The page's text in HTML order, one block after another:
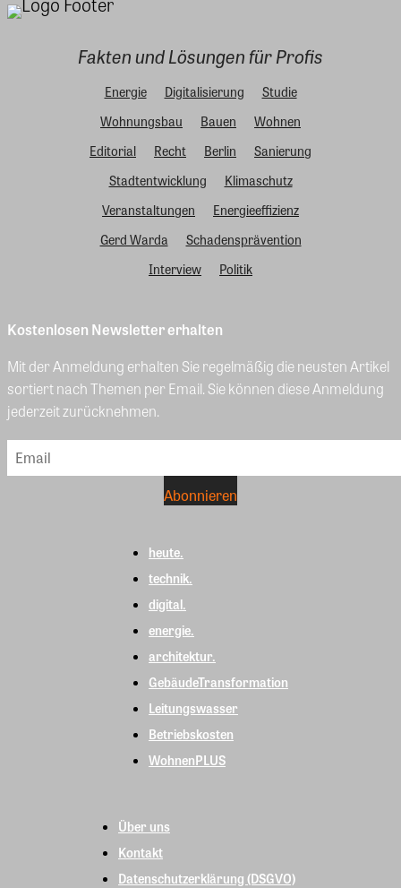
Fakten und Lösungen für Profis
Energie Digitalisierung
Studie
Wohnungsbau
Bauen
Wohnen
Editorial
Recht Berlin
Sanierung
Stadtentwicklung
Klimaschutz
Veranstaltungen
Energieeffizienz
Gerd Warda
Schadensprävention
Interview
Politik
Kostenlosen Newsletter erhalten
Mit der Anmeldung erhalten Sie regelmäßig die neusten Artikel
sortiert nach Themen per Email. Sie können diese Anmeldung
jederzeit zurücknehmen.
heute.
technik.
digital.
energie.
architektur.
GebäudeTransformation
Leitungswasser
Betriebskosten
WohnenPLUS
Über uns
Kontakt
Datenschutzerklärung (DSGVO)